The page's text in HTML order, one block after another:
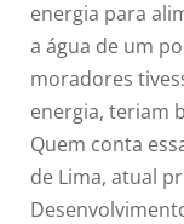
energia para
a água de um
moradores
energia, teriam
Quem conta
de Lima, atual